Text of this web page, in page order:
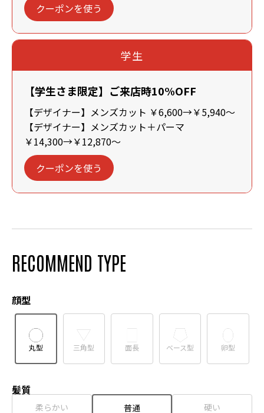
クーポンを使う
学生
【学生さま限定】ご来店時10%OFF
【デザイナー】メンズカット ￥6,600→￥5,940～
【デザイナー】メンズカット＋パーマ
￥14,300→￥12,870～
クーポンを使う
RECOMMEND TYPE
顔型
丸型 三角型 面長 ベース型 卵型
髪質
柔らかい 普通 硬い